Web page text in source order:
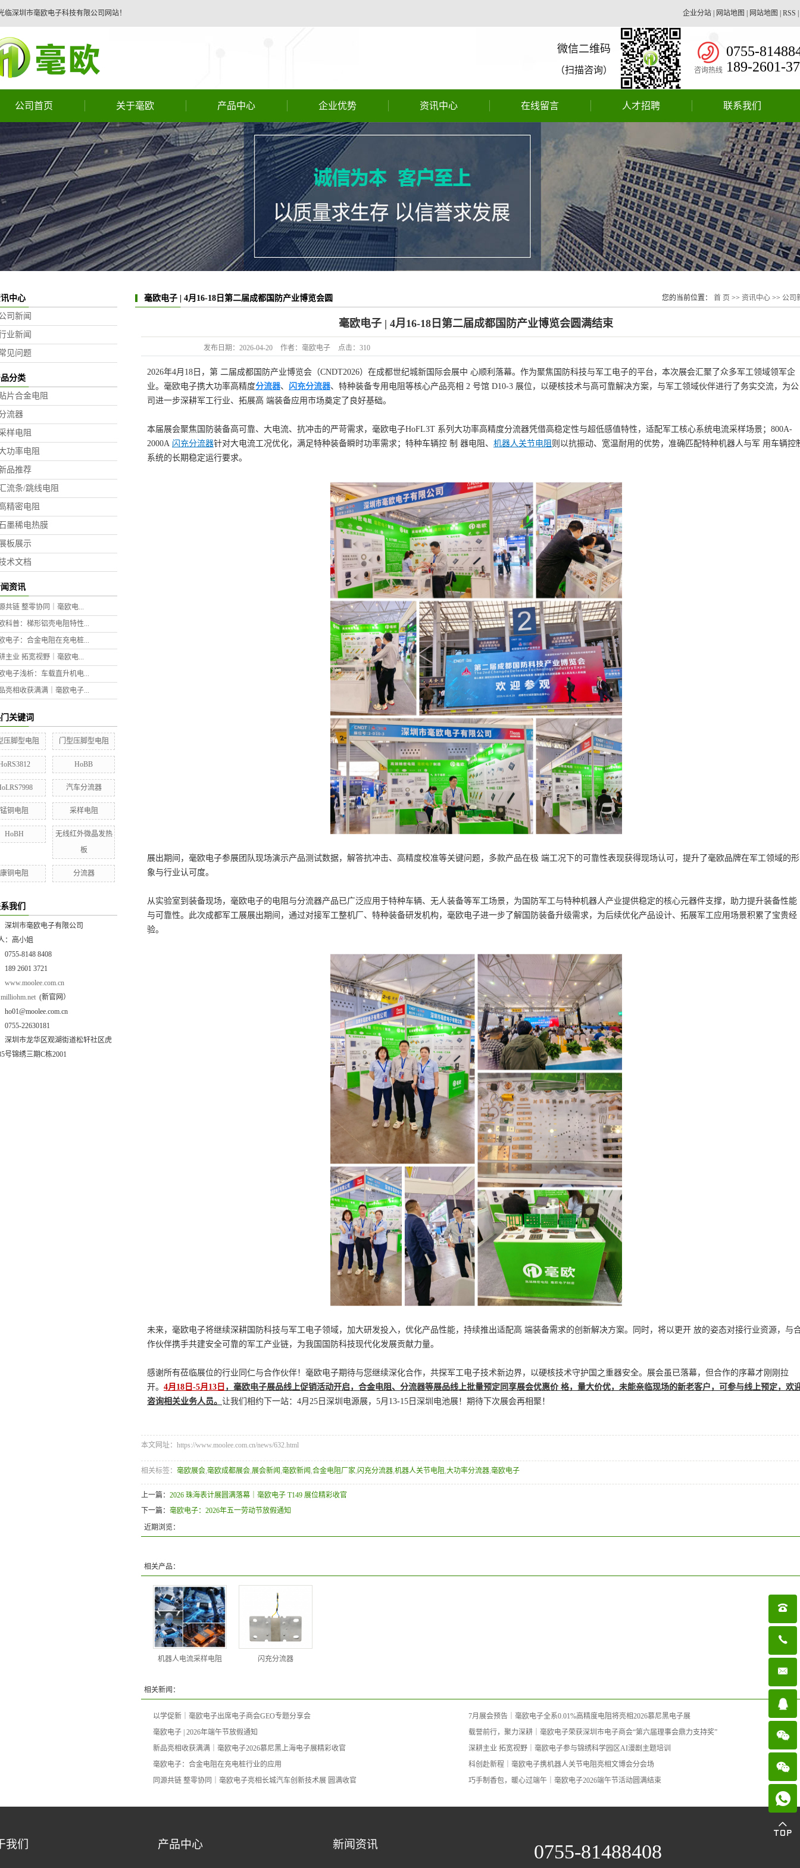
临深圳市毫欧电子科技有限公司网站！ 企业分站 网站地图 网站地图 RSS
咨询热线
0755-
189-2601-
微信二维码
（扫描咨询）
公司首页 关于毫欧 产品中心 企业优势 资讯中心 在线留言 人才招聘 联系我们
中心
司新闻
业新闻
见问题
分类
片合金电阻
流器
样电阻
功率电阻
品推荐
流条/跳线电阻
精密电阻
墨稀电热膜
板展示
术文档
资讯
共链 整零协同｜毫欧电...
科普：梯形铝壳电阻特性...
电子：合金电阻在充电桩...
主业 拓宽视野｜毫欧电...
电子浅析：车载直升机电...
亮相收获满满｜毫欧电子...
关键词
压脚型电阻 门型压脚型电阻
HoBB
汽车分流器
锰铜电阻 采样电阻
HoBH
无线红外微晶发热
板
康铜电阻 分流器
我们
深圳市毫欧电子有限公司
：高小姐
0755-8148 8408
189 2601 3721
www.moolee.com.cn
(新官网）
ho01@moolee.com.cn
0755-22630181
深圳市龙华区观湖街道松轩社区虎
号锦绣三期C栋2001
毫欧电子 | 4月16-18日第二届成都国防产业博览会圆 您的当前位置： 首 页 >> 资讯中心 >> 公司
毫欧电子 | 4月16-18日第二届成都国防产业博览会圆满结束
发布日期： 2026-04-20 作者： 毫欧电子 点击： 310
2026年4月18日，第 二届成都国防产业博览会（CNDT2026）在成都世纪城新国际会展中 心顺利落幕。作为聚焦国防科技与军工电子的平台，本次展会汇聚了众多军工领域领军企
业。毫欧电子携大功率高精度分流器、 闪充分流器、特种装备专用电阻等核心产品亮相 2 号馆 D10-3 展位，以硬核技术与高可靠解决方案，与军工领域伙伴进行了务实交流，为公
司进一步深耕军工行业、拓展高 端装备应用市场奠定了良好基础。
本届展会聚焦国防装备高可靠、大电流、抗冲击的严苛需求，毫欧电子HoFL3T 系列大功率高精度分流器凭借高稳定性与超低感值特性，适配军工核心系统电流采样场景；800A-
2000A 闪充分流器针对大电流工况优化，满足特种装备瞬时功率需求；特种车辆控 制 器电阻、 机器人关节电阻 则以抗振动、宽温耐用的优势，准确匹配特种机器人与军 用车辆控
系统的长期稳定运行要求。
展出期间，毫欧电子参展团队现场演示产品测试数据，解答抗冲击、高精度校准等关键问题，多款产品在极 端工况下的可靠性表现获得现场认可，提升了毫欧品牌在军工领域的形
象与行业认可度。
从实验室到装备现场，毫欧电子的电阻与分流器产品已广泛应用于特种车辆、无人装备等军工场景，为国防军工与特种机器人产业提供稳定的核心元器件支撑，助力提升装备性能
与可靠性。此次成都军工展展出期间，通过对接军工整机厂、特种装备研发机构，毫欧电子进一步了解国防装备升级需求，为后续优化产品设计、拓展军工应用场景积累了宝贵经
验。
未来，毫欧电子将继续深耕国防科技与军工电子领域，加大研发投入，优化产品性能，持续推出适配高 端装备需求的创新解决方案。同时，将以更开 放的姿态对接行业资源，与
作伙伴携手共建安全可靠的军工产业链，为我国国防科技现代化发展贡献力量。
感谢所有莅临展位的行业同仁与合作伙伴！毫欧电子期待与您继续深化合作，共探军工电子技术新边界，以硬核技术守护国之重器安全。展会虽已落幕，但合作的序幕才刚刚拉
开。 4月18日-5月13日 ，毫欧电子展品线上促销活动开启，合金电阻、分流器等展品线上批量预定同享展会优惠价 格，量大价优，未能亲临现场的新老客户，可参与线上预定，欢
咨询相关业务人员。 让我们相约下一站：4月25日深圳电源展，5月13-15日深圳电池展！期待下次展会再相聚！
本文网址：https://www.moolee.com.cn/news/632.html
相关标签： 毫欧展会,毫欧成都展会,展会新闻 ,毫欧新闻 ,合金电阻厂家,闪充分流器,机器人关节电阻 ,大功率分流器,毫欧电子
上一篇： 2026 珠海表计展圆满落幕｜毫欧电子 T149 展位精彩收官
下一篇： 毫欧电子：2026年五一劳动节放假通知
近期浏览：
相关产品：
机器人电流采样电阻 闪充分流器
相关新闻：
以学促新｜毫欧电子出席电子商会GEO专题分享会
7月展会预告｜毫欧电子全系0.01%高精度电阻将亮相2026慕尼黑电子展
毫欧电子 | 2026年端午节放假通知
载誉前行，聚力深耕｜毫欧电子荣获深圳市电子商会“第六届理事会鼎力支持奖”
新品亮相收获满满｜毫欧电子2026慕尼黑上海电子展精彩收官
深耕主业 拓宽视野｜毫欧电子参与锦绣科学园区AI漫剧主题培训
毫欧电子：合金电阻在充电桩行业的应用
科创赴新程｜毫欧电子携机器人关节电阻亮相文博会分会场
同源共链 整零协同｜毫欧电子亮相长城汽车创新技术展 圆满收官
巧手制香包，暖心过端午｜毫欧电子2026端午节活动圆满结束
我们 产品中心 新闻资讯 0755-81488408

